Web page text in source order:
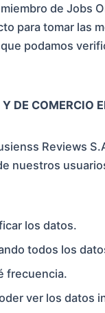
de Jobs
para tomar las
podamos
DE COMERCIO
Reviews
nuestros
los datos.
todos los
frecuencia.
ver los datos